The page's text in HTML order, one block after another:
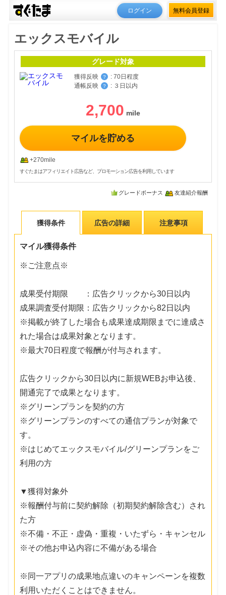
ログイン 無料会員登録
エックスモバイル
グレード対象
獲得反映 ？ : 70日程度
通帳反映
？ : ３日以内
2,700
マイルを貯める
+270mile
すぐたまはアフィリエイト広告など、プロモーション広告を利用しています
グレードボーナス 友達紹介報酬
獲得条件 広告の詳細 注意事項
マイル獲得条件
※ご注意点※
成果受付期限 ：広告クリックから30日以内
成果調査受付期限：広告クリックから82日以内
※掲載が終了した場合も成果達成期限までに達成さ
れた場合は成果対象となります。
※最大70日程度で報酬が付与されます。
広告クリックから30日以内に新規WEBお申込後、
開通完了で成果となります。
※グリーンプランを契約の方
※グリーンプランのすべての通信プランが対象で
す。
※はじめてエックスモバイル/グリーンプランをご
利用の方
▼獲得対象外
※報酬付与前に契約解除（初期契約解除含む）され
た方
※不備・不正・虚偽・重複・いたずら・キャンセル
※その他お申込内容に不備がある場合
※同一アプリの成果地点違いのキャンペーンを複数
利用いただくことはできません。